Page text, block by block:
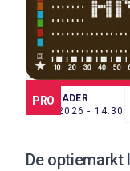
PRO
SCE TRADER
5 MEI 2026 - 14:30
De